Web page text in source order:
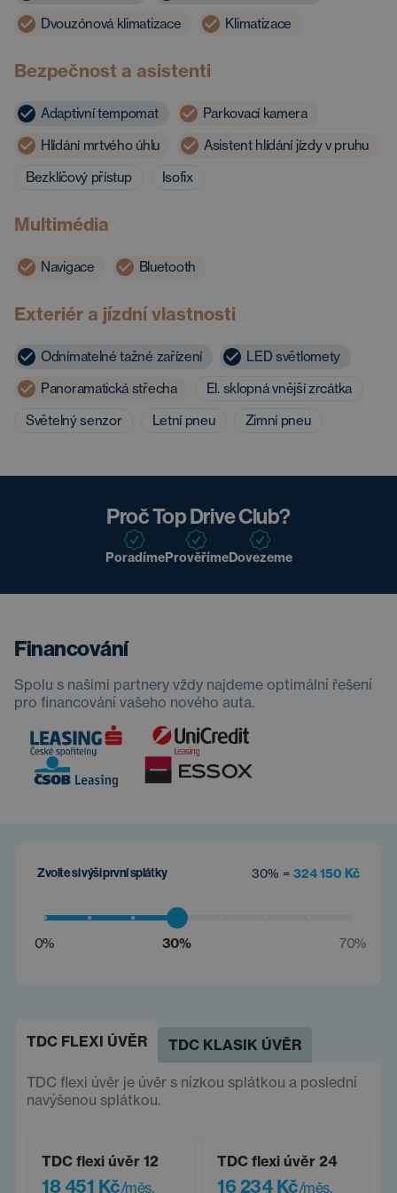
Dvouzónová klimatizace Klimatizace
Bezpečnost a asistenti
Adaptivní tempomat
Parkovací kamera
Hlídání mrtvého úhlu
Asistent hlídání jízdy v pruhu
Bezklíčový přístup
Isofix
Multimédia
Navigace Bluetooth
Exteriér a jízdní vlastnosti
Odnímatelné tažné zařízení
LED světlomety
Panoramatická střecha
El. sklopná vnější zrcátka
Světelný senzor
Letní pneu Zimní pneu
Proč Top Drive Club?
PoradímePrověřímeDovezeme
Financování
Spolu s našimi partnery vždy najdeme optimální řešení
pro financování vašeho nového auta.
Zvolte si výši první splátky 30% = 324 150 Kč
0% 30% 70%
TDC FLEXI ÚVĚR TDC KLASIK ÚVĚR
TDC flexi úvěr je úvěr s nízkou splátkou a poslední
navýšenou splátkou.
TDC flexi úvěr 12
18 451 Kč/měs.
TDC flexi úvěr 24
16 234 Kč/měs.